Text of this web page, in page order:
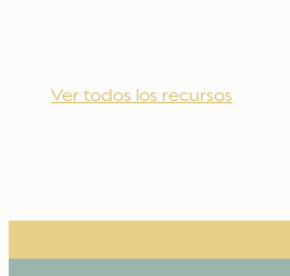
Ver todos los recursos